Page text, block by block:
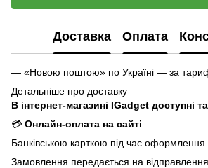
Доставка Оплата
— «Новою поштою» по Україні — за
Детальніше про доставку
В інтернет-магазині IGadget доступні
💳 Онлайн-оплата на сайті
Банківською карткою під час
Замовлення передається на відправлення